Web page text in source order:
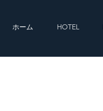
ホーム HOTEL